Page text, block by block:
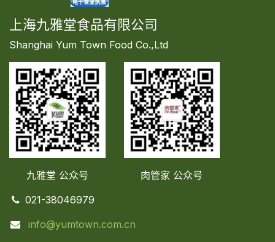
上海九雅堂食品有限公司
Shanghai Yum Town Food Co.,Ltd
九雅堂 公众号 肉管家 公众号
021-38046979
info@yumtown.com.cn